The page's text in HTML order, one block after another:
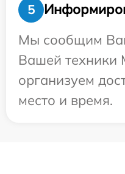
5
Мы сообщим
Вашей техники
организуем
место и время.